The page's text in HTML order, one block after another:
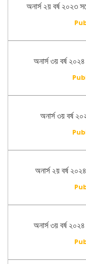
অনার্স ২য় বর্ষ ২০২৩
অনার্স ৩য় বর্ষ
অনার্স ৩য় বর্ষ
অনার্স ২য় বর্ষ
অনার্স ৩য় বর্ষ